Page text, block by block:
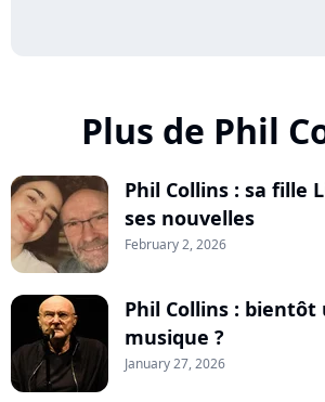
Plus de Phil
Phil Collins : sa fille
ses nouvelles
February 2, 2026
Phil Collins :
musique ?
January 27, 2026